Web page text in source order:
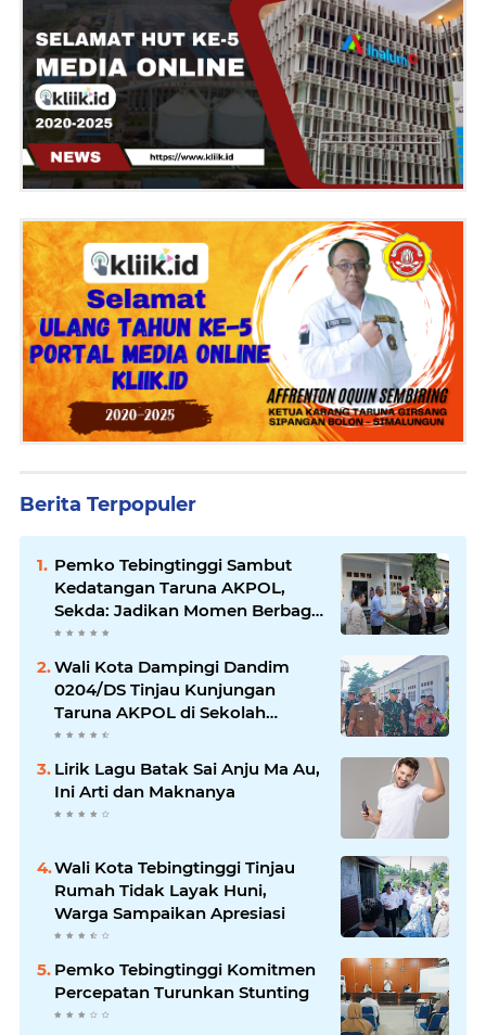
Berita Terpopuler
Pemko Tebingtinggi Sambut
Kedatangan Taruna AKPOL,
Sekda: Jadikan Momen Berbagi
Ilmu
Wali Kota Dampingi Dandim
0204/DS Tinjau Kunjungan
Taruna AKPOL di Sekolah
Rakyat Tebingtinggi
Lirik Lagu Batak Sai Anju Ma Au,
Ini Arti dan Maknanya
Wali Kota Tebingtinggi Tinjau
Rumah Tidak Layak Huni,
Warga Sampaikan Apresiasi
Pemko Tebingtinggi Komitmen
Percepatan Turunkan Stunting